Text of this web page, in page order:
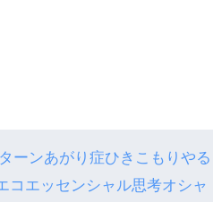
ーンあがり症ひきこもり やる
コ エッセンシャル思考オシャ